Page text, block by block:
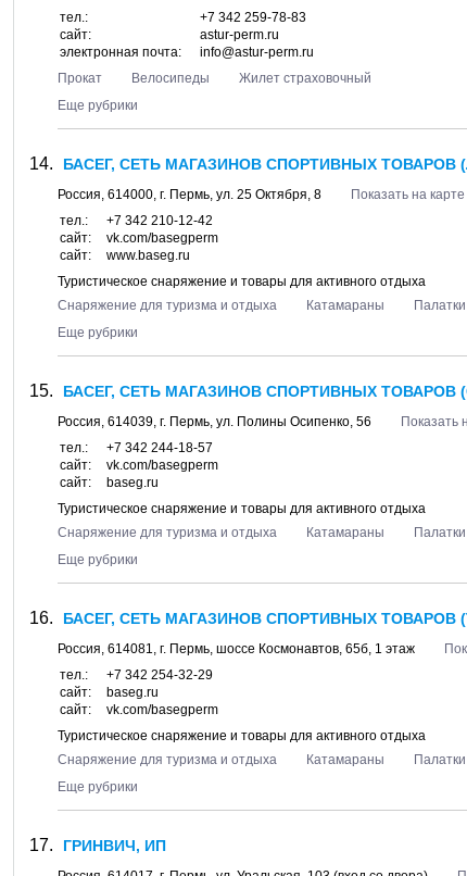
тел.:
+7 342 259-78-83
сайт:
astur-perm.ru
электронная почта:
info@astur-perm.ru
Прокат
Велосипеды
Жилет страховочный
Еще рубрики
БАСЕГ, СЕТЬ МАГАЗИНОВ СПОРТИВНЫХ ТОВАРОВ
Россия, 614000, г. Пермь, ул. 25 Октября, 8
Показать на карте
тел.:
+7 342 210-12-42
сайт:
vk.com/basegperm
сайт:
www.baseg.ru
Туристическое снаряжение и товары для активного отдыха
Снаряжение для туризма и отдыха
Катамараны
Палатки
Еще рубрики
БАСЕГ, СЕТЬ МАГАЗИНОВ СПОРТИВНЫХ ТОВАРОВ
Россия, 614039, г. Пермь, ул. Полины Осипенко, 56
Показать
тел.:
+7 342 244-18-57
сайт:
vk.com/basegperm
сайт:
baseg.ru
Туристическое снаряжение и товары для активного отдыха
Снаряжение для туризма и отдыха
Катамараны
Палатки
Еще рубрики
БАСЕГ, СЕТЬ МАГАЗИНОВ СПОРТИВНЫХ ТОВАРОВ
Россия, 614081, г. Пермь, шоссе Космонавтов, 65б, 1 этаж
тел.:
+7 342 254-32-29
сайт:
baseg.ru
сайт:
vk.com/basegperm
Туристическое снаряжение и товары для активного отдыха
Снаряжение для туризма и отдыха
Катамараны
Палатки
Еще рубрики
ГРИНВИЧ, ИП